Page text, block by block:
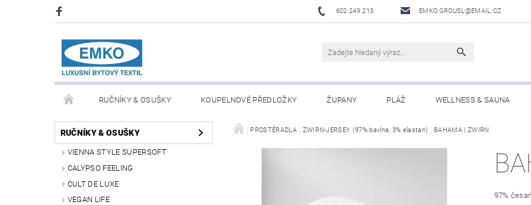
602 249 213 EMKO.GROUSL@EMAIL.CZ
RUČNÍKY & OSUŠKY KOUPELNOVÉ PŘEDLOŽKY ŽUPANY PLÁŽ WELLNESS & SAUNA
PŘIKRÝVKY & POLŠTÁŘE DEKY A PLÉDY UBRUSY A UTĚRKY EKELUND DĚTI DÁRKOVÉ SADY A
RUČNÍKY & OSUŠKY
VIENNA STYLE SUPERSOFT
CALYPSO FEELING
CULT DE LUXE
VEGAN LIFE
PROSTĚRADLA ZWIRN-JERSEY (97% bavlna, 3% elastan) BAHAMA | ZWIRN
97%